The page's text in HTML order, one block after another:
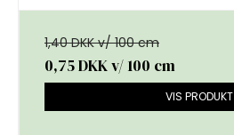
1,40 DKK v/ 100 cm
0,75 DKKv/ 100 cm
VIS PRODUKT